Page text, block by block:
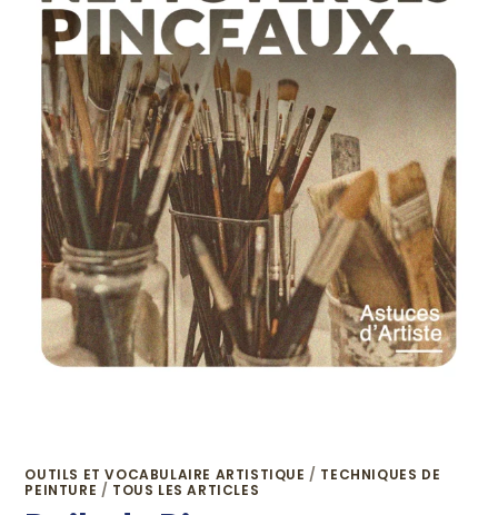
OUTILS ET VOCABULAIRE ARTISTIQUE / TECHNIQUES DE
PEINTURE / TOUS LES ARTICLES